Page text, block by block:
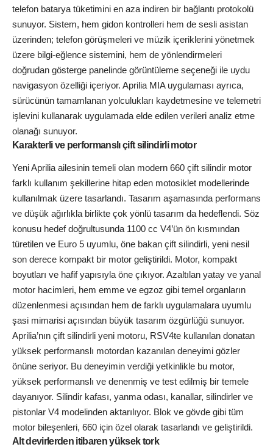
telefon batarya tüketimini en aza indiren bir bağlantı protokolü
sunuyor. Sistem, hem gidon kontrolleri hem de sesli asistan
üzerinden; telefon görüşmeleri ve müzik içeriklerini yönetmek
üzere bilgi-eğlence sistemini, hem de yönlendirmeleri
doğrudan gösterge panelinde görüntüleme seçeneği ile uydu
navigasyon özelliği içeriyor. Aprilia MIA uygulaması ayrıca,
sürücünün tamamlanan yolculukları kaydetmesine ve telemetri
işlevini kullanarak uygulamada elde edilen verileri analiz etme
olanağı sunuyor.
Karakterli ve performanslı çift silindirli motor
Yeni Aprilia ailesinin temeli olan modern 660 çift silindir motor
farklı kullanım şekillerine hitap eden motosiklet modellerinde
kullanılmak üzere tasarlandı. Tasarım aşamasında performans
ve düşük ağırlıkla birlikte çok yönlü tasarım da hedeflendi. Söz
konusu hedef doğrultusunda 1100 cc V4’ün ön kısmından
türetilen ve Euro 5 uyumlu, öne bakan çift silindirli, yeni nesil
son derece kompakt bir motor geliştirildi. Motor, kompakt
boyutları ve hafif yapısıyla öne çıkıyor. Azaltılan yatay ve yanal
motor hacimleri, hem emme ve egzoz gibi temel organların
düzenlenmesi açısından hem de farklı uygulamalara uyumlu
şasi mimarisi açısından büyük tasarım özgürlüğü sunuyor.
Aprilia’nın çift silindirli yeni motoru, RSV4te kullanılan donatan
yüksek performanslı motordan kazanılan deneyimi gözler
önüne seriyor. Bu deneyimin verdiği yetkinlikle bu motor,
yüksek performanslı ve denenmiş ve test edilmiş bir temele
dayanıyor. Silindir kafası, yanma odası, kanallar, silindirler ve
pistonlar V4 modelinden aktarılıyor. Blok ve gövde gibi tüm
motor bileşenleri, 660 için özel olarak tasarlandı ve geliştirildi.
Alt devirlerden itibaren yüksek tork